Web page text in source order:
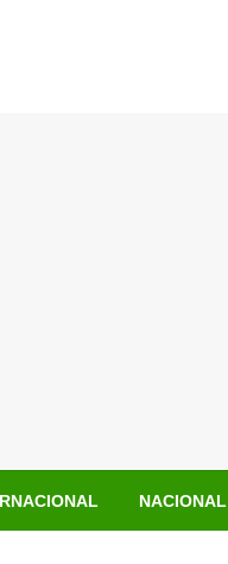
NACIONAL